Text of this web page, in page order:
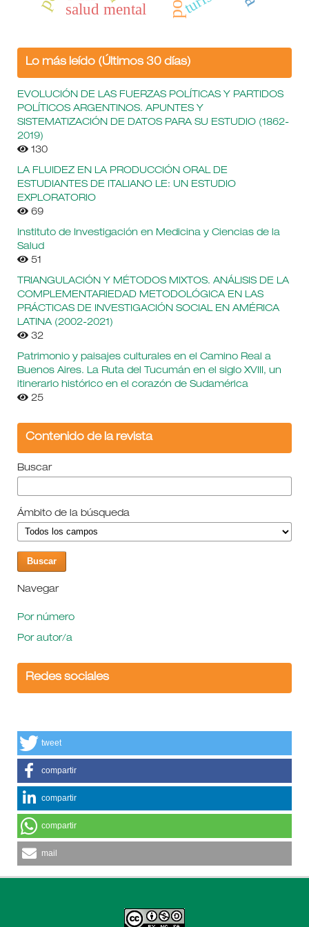
salud mental
Lo más leído (Últimos 30 días)
EVOLUCIÓN DE LAS FUERZAS POLÍTICAS Y PARTIDOS
POLÍTICOS ARGENTINOS. APUNTES Y
SISTEMATIZACIÓN DE DATOS PARA SU ESTUDIO (1862-
2019)
130
LA FLUIDEZ EN LA PRODUCCIÓN ORAL DE
ESTUDIANTES DE ITALIANO LE: UN ESTUDIO
EXPLORATORIO
69
Instituto de Investigación en Medicina y Ciencias de la
Salud
51
TRIANGULACIÓN Y MÉTODOS MIXTOS. ANÁLISIS DE LA
COMPLEMENTARIEDAD METODOLÓGICA EN LAS
PRÁCTICAS DE INVESTIGACIÓN SOCIAL EN AMÉRICA
LATINA (2002-2021)
32
Patrimonio y paisajes culturales en el Camino Real a
Buenos Aires. La Ruta del Tucumán en el siglo XVIII, un
itinerario histórico en el corazón de Sudamérica
25
Contenido de la revista
Buscar
Ámbito de la búsqueda
Navegar
Por número
Por autor/a
Redes sociales
tweet
compartir
compartir
compartir
mail